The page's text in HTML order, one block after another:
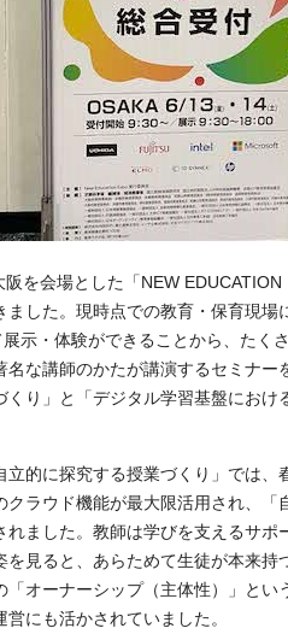
を会場とした「NEW
ました。現時点での教育・保育現
示・体験ができることから、たく
名な講師のかたが講演するセミナ
くり」と「デジタル学習基盤にお
的に探究する授業づくり」では、
クラウド機能が最大限活用され、
れました。教師は学びを支えるサ
を見ると、あらためて生徒が本来
「オーナーシップ（主体性）」と
にも活かされていました。